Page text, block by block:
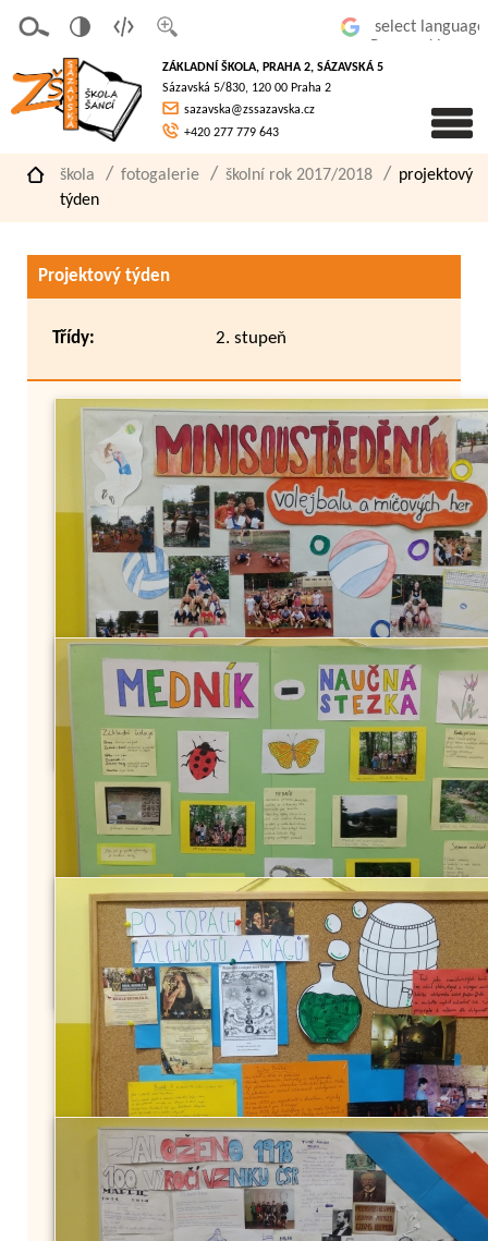
písmo
á
verze
pro
slaboz
raké
ZÁKLADNÍ ŠKOLA, PRAHA 2, SÁZAVSKÁ 5
Sázavská 5/830, 120 00 Praha 2
sazavska@zssazavska.cz
+420 277 779 643
škola fotogalerie školní rok 2017/2018
projektový
týden
Projektový týden
Třídy: 2. stupeň